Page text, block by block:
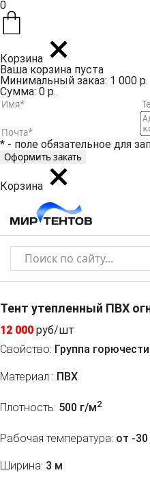
0
Корзина
Ваша корзина пуста
Минимальный заказ: 1 000 р.
Сумма: 0 р.
* - поле обязательное для
Корзина
Тент утепленный ПВХ
12 000 руб/шт
Свойство: Группа горючести
Материал : ПВХ
Плотность: 500 г/м2
Рабочая температура: от -
Ширина: 3 м